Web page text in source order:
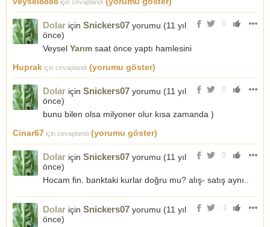
için cevaplandı
0
Dolar için Snickers07 yorumu (11 yıl
önce)
Veysel Yarım saat önce yaptı hamlesini
Huprak için cevaplandı (yorumu göster)
0
Dolar için Snickers07 yorumu (11 yıl
önce)
bunu bilen olsa milyoner olur kısa zamanda )
Cinar67 için cevaplandı (yorumu göster)
0
Dolar için Snickers07 yorumu (11 yıl
önce)
Hocam fin. banktaki kurlar doğru mu? alış- satış aynı..
-1
Dolar için Snickers07 yorumu (11 yıl
önce)